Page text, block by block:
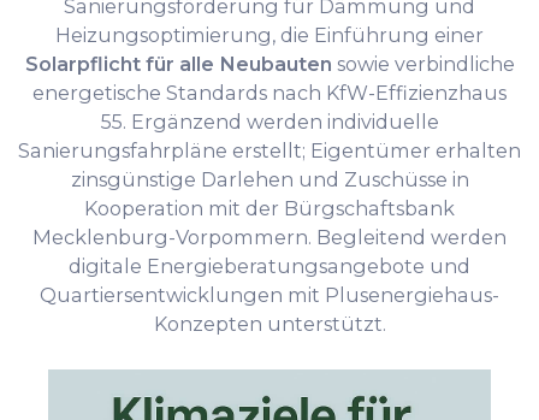
Sanierungsförderung für Dämmung und
Heizungsoptimierung, die Einführung einer
Solarpflicht für alle Neubauten sowie verbindliche
energetische Standards nach KfW-Effizienzhaus
55. Ergänzend werden individuelle
Sanierungsfahrpläne erstellt; Eigentümer erhalten
zinsgünstige Darlehen und Zuschüsse in
Kooperation mit der Bürgschaftsbank
Mecklenburg-Vorpommern. Begleitend werden
digitale Energieberatungsangebote und
Quartiersentwicklungen mit Plusenergiehaus-
Konzepten unterstützt.